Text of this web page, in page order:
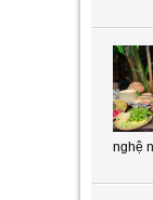
nghệ